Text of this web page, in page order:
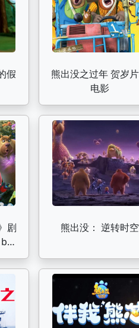
假
熊出没之过年 贺岁片大
电影
剧
版
熊出没： 逆转时空